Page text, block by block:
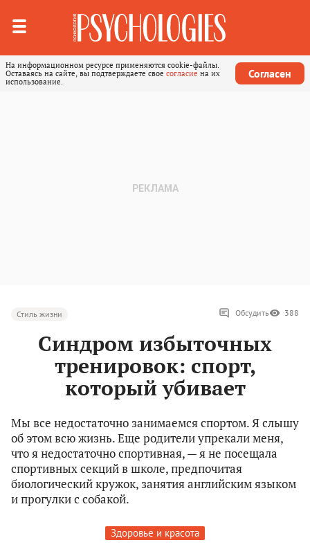
На информационном ресурсе применяются cookie-файлы.
Оставаясь на сайте, вы подтверждаете свое согласие на их
использование.
Согласен
Стиль жизни Обсудить 388
Синдром избыточных
тренировок: спорт,
который убивает
Мы все недостаточно занимаемся спортом. Я слышу
об этом всю жизнь. Еще родители упрекали меня,
что я недостаточно спортивная, — я не посещала
спортивных секций в школе, предпочитая
биологический кружок, занятия английским языком
и прогулки с собакой.
Здоровье и красота